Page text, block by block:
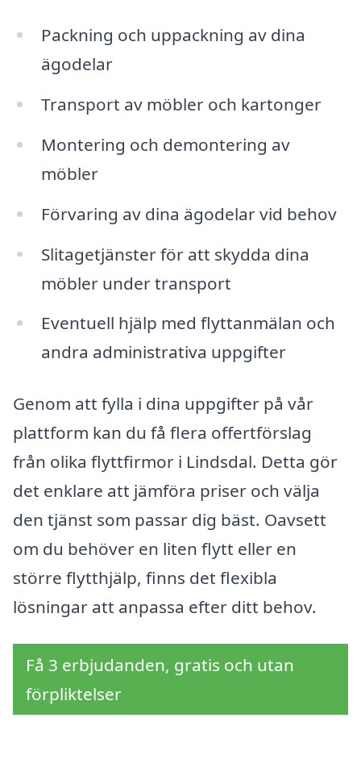
Packning och uppackning av dina
ägodelar
Transport av möbler och kartonger
Montering och demontering av
möbler
Förvaring av dina ägodelar vid behov
Slitagetjänster för att skydda dina
möbler under transport
Eventuell hjälp med flyttanmälan och
andra administrativa uppgifter
Genom att fylla i dina uppgifter på vår
plattform kan du få flera offertförslag
från olika flyttfirmor i Lindsdal. Detta gör
det enklare att jämföra priser och välja
den tjänst som passar dig bäst. Oavsett
om du behöver en liten flytt eller en
större flytthjälp, finns det flexibla
lösningar att anpassa efter ditt behov.
Få 3 erbjudanden, gratis och utan
förpliktelser